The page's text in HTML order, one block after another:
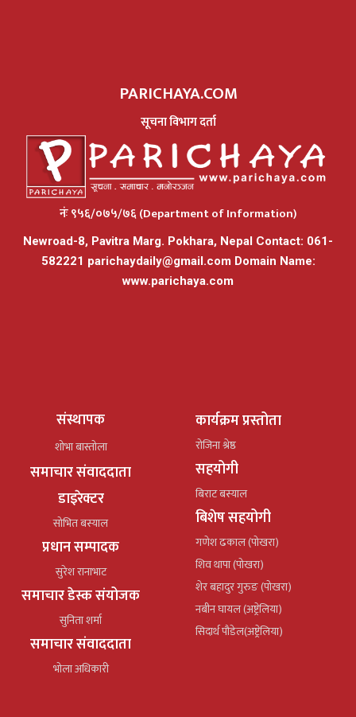
PARICHAYA.COM
सूचना विभाग दर्ता
नंः ९५६/०७५/७६ (Department of Information)
Newroad-8, Pavitra Marg. Pokhara, Nepal Contact: 061-
582221 parichaydaily@gmail.comDomain Name:
www.parichaya.com
संस्थापक
शोभा बास्तोला
समाचार संवाददाता
डाइरेक्टर
सोभित बस्याल
प्रधान सम्पादक
सुरेश रानाभाट
समाचार डेस्क संयोजक
सुनिता शर्मा
समाचार संवाददाता
भोला अधिकारी
कार्यक्रम प्रस्तोता
रोजिना श्रेष्ठ
सहयोगी
बिराट बस्याल
बिशेष सहयोगी
गणेश ढकाल (पोखरा)
शिव थापा (पोखरा)
शेर बहादुर गुरुङ (पोखरा)
नबीन घायल (अष्ट्रेलिया)
सिदार्थ पौडेल(अष्ट्रेलिया)